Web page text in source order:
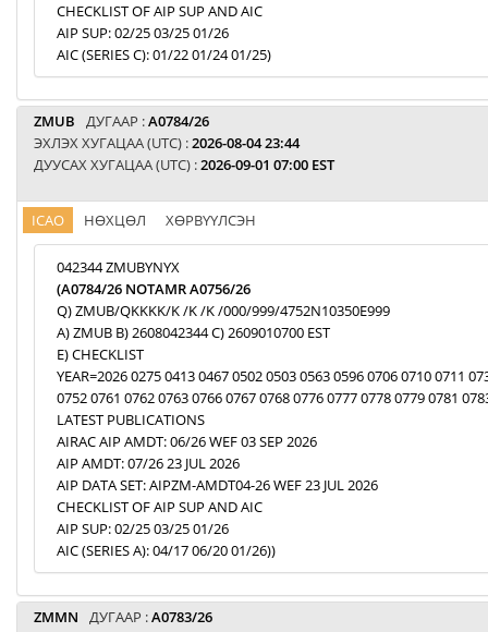
CHECKLIST OF AIP SUP AND AIC
AIP SUP: 02/25 03/25 01/26
AIC (SERIES C): 01/22 01/24 01/25)
ZMUB ДУГААР :A0784/26
ЭХЛЭХ ХУГАЦАА (UTC) :2026-08-04 23:44
ДУУСАХ ХУГАЦАА (UTC) :2026-09-01 07:00 EST
ICAO НӨХЦӨЛ ХӨРВҮҮЛСЭН
042344 ZMUBYNYX
(A0784/26 NOTAMR A0756/26
Q) ZMUB/QKKKK/K /K /K /000/999/4752N10350E999
A) ZMUB B) 2608042344 C) 2609010700 EST
E) CHECKLIST
YEAR=2026 0275 0413 0467 0502 0503 0563 0596 0706 0710 0711
0752 0761 0762 0763 0766 0767 0768 0776 0777 0778 0779 0781
LATEST PUBLICATIONS
AIRAC AIP AMDT: 06/26 WEF 03 SEP 2026
AIP AMDT: 07/26 23 JUL 2026
AIP DATA SET: AIPZM-AMDT04-26 WEF 23 JUL 2026
CHECKLIST OF AIP SUP AND AIC
AIP SUP: 02/25 03/25 01/26
AIC (SERIES A): 04/17 06/20 01/26))
ZMMN ДУГААР :A0783/26